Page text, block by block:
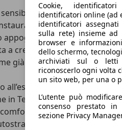
Cookie,
identificatori online (ad
identificatori
sulla rete) insieme
browser e
dello schermo,
archiviati sul o letti
riconoscerlo ogni volta
un sito web, per una o
L’utente può
consenso prestato
sezione Privacy
la necessaria
sopra il sedile.
creare connessione con
già sulla Model 3
del salone per
in Tesla, che infatti
e qualità nei lunghi
perfettamente lisce.